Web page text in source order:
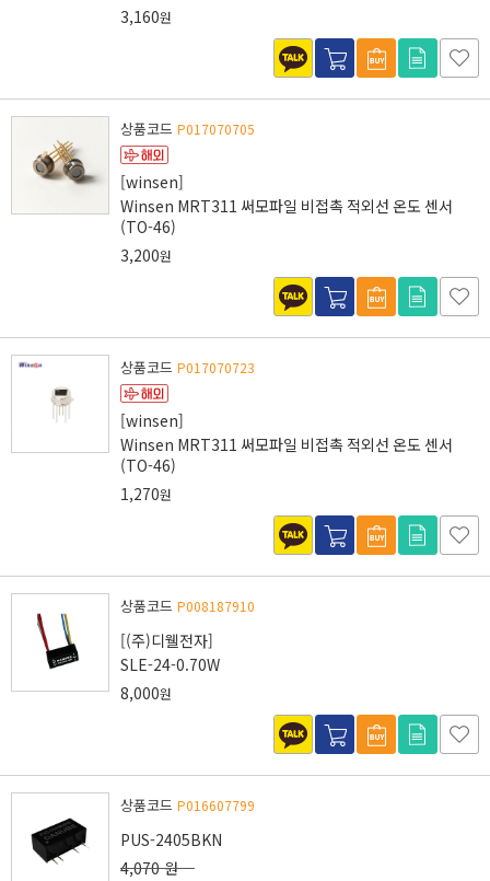
3,160원
상품코드 P017070705
[winsen]
Winsen MRT311 써모파일 비접촉 적외선 온도 센서
(TO-46)
3,200원
상품코드 P017070723
[winsen]
Winsen MRT311 써모파일 비접촉 적외선 온도 센서
(TO-46)
1,270원
상품코드 P008187910
[(주)디웰전자]
SLE-24-0.70W
8,000원
상품코드 P016607799
PUS-2405BKN
4,070 원